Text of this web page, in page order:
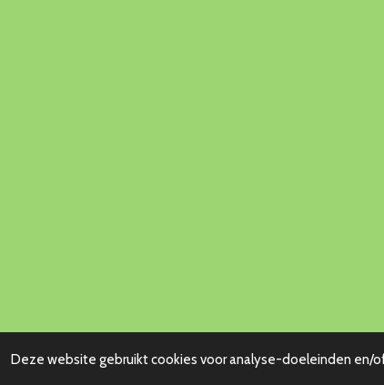
Deze website gebruikt cookies voor analyse-doeleinden en/